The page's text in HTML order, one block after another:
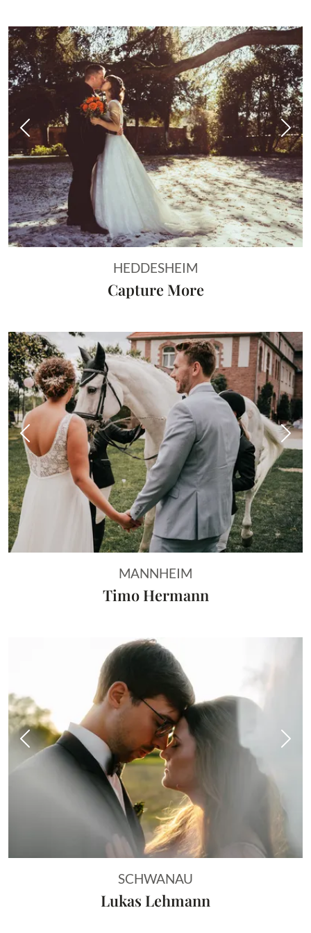
Vorheriges Bild
HEDDESHEIM
Capture More
Vorheriges Bild
MANNHEIM
Timo Hermann
Vorheriges Bild
SCHWANAU
Lukas Lehmann